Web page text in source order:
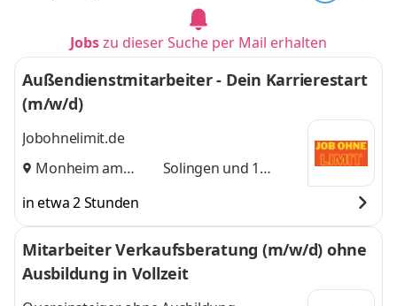
Jobszu dieser Suche per Mail erhalten
Außendienstmitarbeiter - Dein Karrierestart
(m/w/d)
Jobohnelimit.de
Monheim am
Solingen und 1
in etwa 2 Stunden
Mitarbeiter Verkaufsberatung (m/w/d) ohne
Ausbildung in Vollzeit